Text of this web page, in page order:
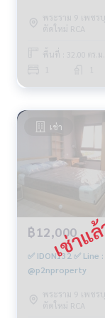
พระราม 9 เพชรบุรี
ตัดใหม่ RCA
พื้นที่ : 32.00 ตร.ม.
เช่า
฿12,000
✅ IDON132 ✅ Line :
@p2nproperty
พระราม 9 เพชรบุรี
ตัดใหม่ RCA